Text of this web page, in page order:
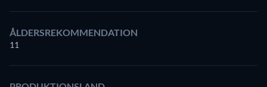
ÅLDERSREKOMMENDATION
11